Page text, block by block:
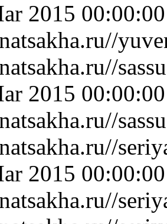
2015
2015
2015